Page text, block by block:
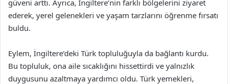
güveni arttı. Ayrıca, İngiltere’nin farklı bölgelerini ziyaret
ederek, yerel gelenekleri ve yaşam tarzlarını öğrenme fırsatı
buldu.
Eylem, İngiltere’deki Türk topluluğuyla da bağlantı kurdu.
Bu topluluk, ona aile sıcaklığını hissettirdi ve yalnızlık
duygusunu azaltmaya yardımcı oldu. Türk yemekleri,